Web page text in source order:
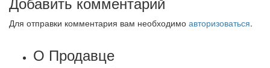
Для отправки комментария вам необходимо авторизоваться.
О Продавце